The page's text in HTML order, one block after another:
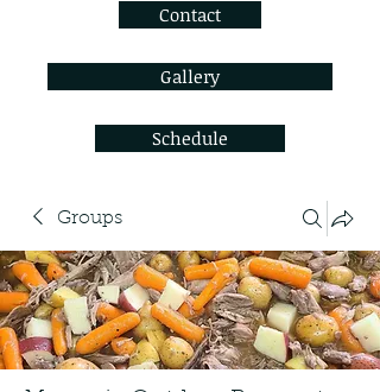
Contact
Gallery
Schedule
Groups